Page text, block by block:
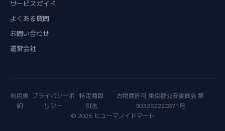
サービスガイド
よくある質問
お問い合わせ
運営会社
利用規
約
プライバシーポ
リシー
特定商取
引法
古物商許可 東京都公安委員会 第
303252220871号
© 2026 ヒューマノイドマート